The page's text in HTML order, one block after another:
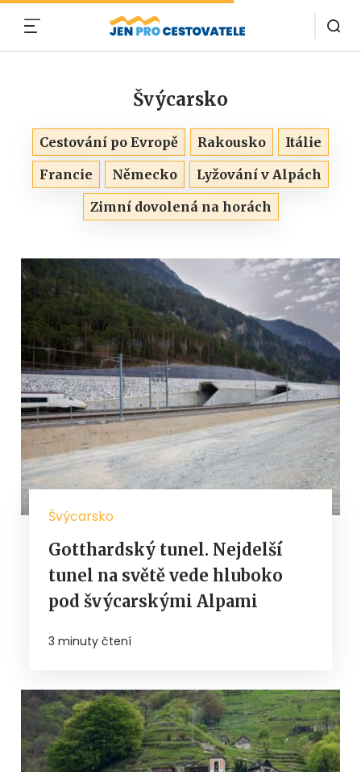
Švýcarsko
Cestování po Evropě Rakousko
Itálie
Francie
Německo
Lyžování v Alpách
Zimní dovolená na horách
Švýcarsko
Gotthardský tunel. Nejdelší
tunel na světě vede hluboko
pod švýcarskými Alpami
3 minuty čtení